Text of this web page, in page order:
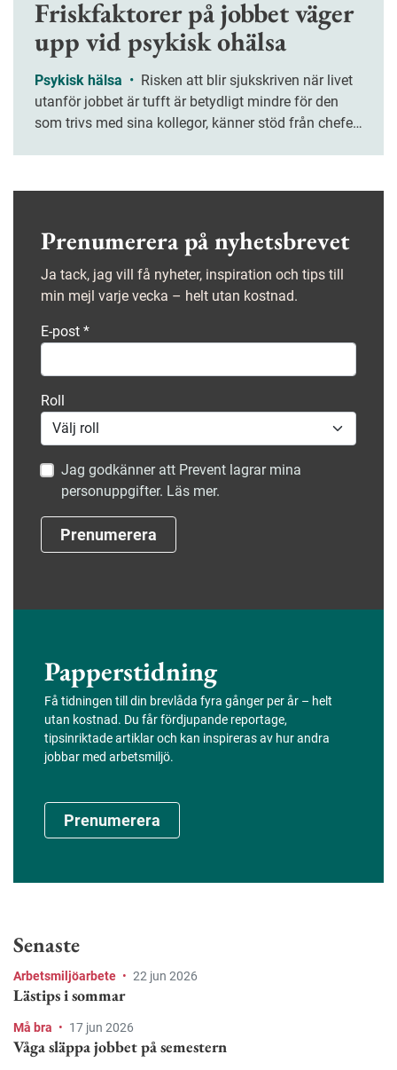
Friskfaktorer på jobbet väger
upp vid psykisk ohälsa
Psykisk hälsa •
utanför jobbet är tufft är betydligt mindre för den
som trivs med sina kollegor, känner stöd från chefen
och har en bra balans mellan krav och resurser löper
utanför jobbet är tufft. Det visar årets upplaga av
Jobbhälsorapporten.
Prenumerera på nyhetsbrevet
Ja tack, jag vill få nyheter, inspiration och tips till
min mejl varje vecka – helt utan kostnad.
E-post *
Roll
Jag godkänner att Prevent lagrar mina
personuppgifter. Läs mer.
Prenumerera
Papperstidning
Få tidningen till din brevlåda fyra gånger per år – helt
utan kostnad. Du får fördjupande reportage,
tipsinriktade artiklar och kan inspireras av hur andra
jobbar med arbetsmiljö.
Prenumerera
Senaste
Arbetsmiljöarbete • 22 jun 2026
Lästips i sommar
Må bra • 17 jun 2026
Våga släppa jobbet på semestern